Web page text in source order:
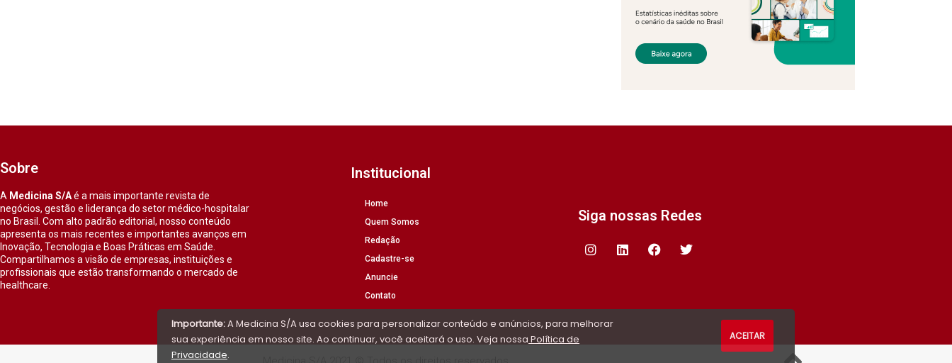
Sobre
A Medicina S/Aé a mais importante revista de
negócios, gestão e liderança do setor médico-hospitalar
no Brasil. Com alto padrão editorial, nosso conteúdo
apresenta os mais recentes e importantes avanços em
Inovação, Tecnologia e Boas Práticas em Saúde.
Compartilhamos a visão de empresas, instituições e
profissionais que estão transformando o mercado de
healthcare.
Institucional
Home
Quem Somos
Redação
Cadastre-se
Anuncie
Contato
Siga nossas Redes
Importante:A Medicina S/A usa cookies para personalizar conteúdo e anúncios, para melhorar
sua experiência em nosso site. Ao continuar, você aceitará o uso. Veja nossa Política de
Privacidade.
ACEITAR